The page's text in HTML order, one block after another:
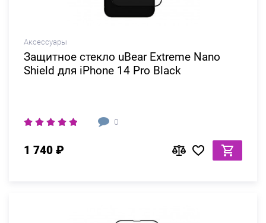
Аксессуары
Защитное стекло uBear Extreme Nano
Shield для iPhone 14 Pro Black
0
1 740 ₽